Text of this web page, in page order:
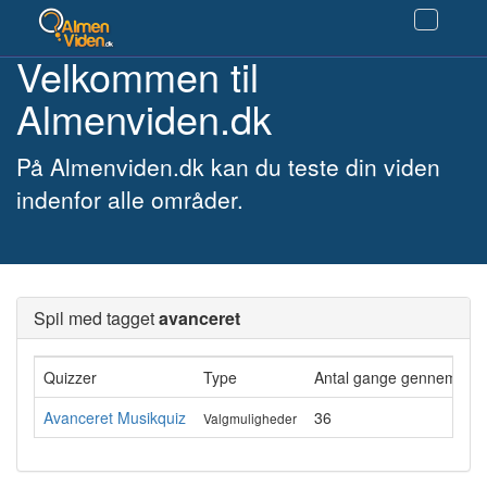
Velkommen til
Almenviden.dk
På Almenviden.dk kan du teste din viden
indenfor alle områder.
Spil med taggetavanceret
Quizzer Type
Antal gange gennemført
Avanceret Musikquiz
Valgmuligheder 36